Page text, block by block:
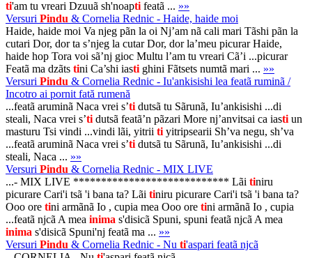
ti'am tu vreari Dzuuã sh'noapti featã ... »»
Versuri Pindu & Cornelia Rednic - Haide, haide moi
Haide, haide moi Va njeg pãn la oi Nj’am nã cali mari Tãshi pãn la
cutari Dor, dor ta s’njeg la cutar Dor, dor la’meu picurar Haide,
haide hop Tora voi sã’nj gioc Multu l’am tu vreari Cã’i ...picurar
Featã ma dzãts tini Ca’shi iasti ghini Fãtsets numtã mari ... »»
Versuri Pindu & Cornelia Rednic - Iu'ankisishi lea featã ruminã /
Incotro ai pornit fată rumenă
...featã aruminã Naca vrei s’ti dutsã tu Sãrunã, Iu’ankisishi ...di
steali, Naca vrei s’ti dutsã featã’n pãzari More nj’anvitsai ca iasti un
masturu Tsi vindi ...vindi lãi, yitrii ti yitripsearii Sh’va negu, sh’va
...featã aruminã Naca vrei s’ti dutsã tu Sãrunã, Iu’ankisishi ...di
steali, Naca ... »»
Versuri Pindu & Cornelia Rednic - MIX LIVE
...- MIX LIVE **************************** Lãi tiniru
picurare Cari'i tsã 'i bana ta? Lãi tiniru picurare Cari'i tsã 'i bana ta?
Ooo ore tini armãnã Io , cupia mea Ooo ore tini armãnã Io , cupia
...featã njcã A mea inima s'disicã Spuni, spuni featã njcã A mea
inima s'disicã Spuni'nj featã ma ... »»
Versuri Pindu & Cornelia Rednic - Nu ti'aspari featã njcã